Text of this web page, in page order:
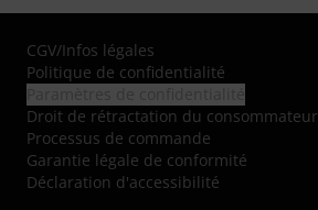
CGV/Infos légales
Politique de confidentialité
Droit de rétractation du consommateur
Processus de commande
Garantie légale de conformité
Déclaration d'accessibilité